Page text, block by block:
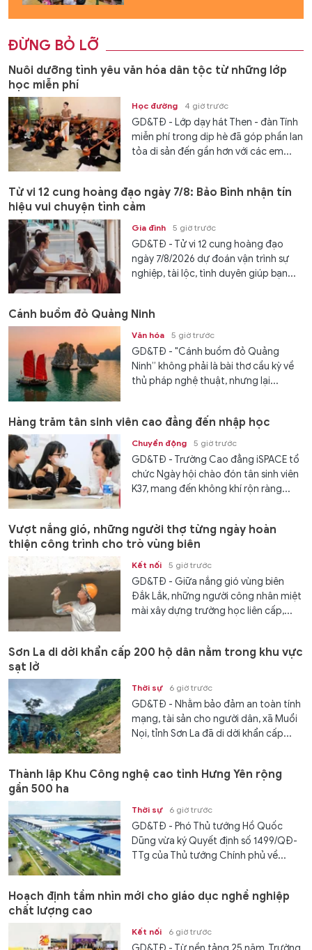
ĐỪNG BỎ LỠ
Nuôi dưỡng tình yêu văn hóa dân tộc từ những lớp
học miễn phí
Học đường 4 giờ trước
GD&TĐ - Lớp dạy hát Then - đàn Tính
miễn phí trong dịp hè đã góp phần lan
tỏa di sản đến gần hơn với các em...
Tử vi 12 cung hoàng đạo ngày 7/8: Bảo Bình nhận tín
hiệu vui chuyện tình cảm
Gia đình 5 giờ trước
GD&TĐ - Tử vi 12 cung hoàng đạo
ngày 7/8/2026 dự đoán vận trình sự
nghiệp, tài lộc, tình duyên giúp bạn...
Cánh buồm đỏ Quảng Ninh
Văn hóa 5 giờ trước
GD&TĐ - "Cánh buồm đỏ Quảng
Ninh” không phải là bài thơ cầu kỳ về
thủ pháp nghệ thuật, nhưng lại...
Hàng trăm tân sinh viên cao đẳng đến nhập học
Chuyển động 5 giờ trước
GD&TĐ - Trường Cao đẳng iSPACE tổ
chức Ngày hội chào đón tân sinh viên
K37, mang đến không khí rộn ràng...
Vượt nắng gió, những người thợ từng ngày hoàn
thiện công trình cho trò vùng biên
Kết nối 5 giờ trước
GD&TĐ - Giữa nắng gió vùng biên
Đắk Lắk, những người công nhân miệt
mài xây dựng trường học liên cấp,...
Sơn La di dời khẩn cấp 200 hộ dân nằm trong khu vực
sạt lở
Thời sự 6 giờ trước
GD&TĐ - Nhằm bảo đảm an toàn tính
mạng, tài sản cho người dân, xã Muổi
Nọi, tỉnh Sơn La đã di dời khẩn cấp...
Thành lập Khu Công nghệ cao tỉnh Hưng Yên rộng
gần 500 ha
Thời sự 6 giờ trước
GD&TĐ - Phó Thủ tướng Hồ Quốc
Dũng vừa ký Quyết định số 1499/QĐ-
TTg của Thủ tướng Chính phủ về...
Hoạch định tầm nhìn mới cho giáo dục nghề nghiệp
chất lượng cao
Kết nối 6 giờ trước